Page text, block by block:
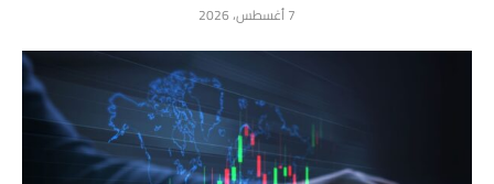
7 أغسطس، 2026